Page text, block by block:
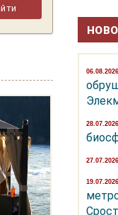
06.08.2026
28.07.2026
27.07.2026
19.07.2026